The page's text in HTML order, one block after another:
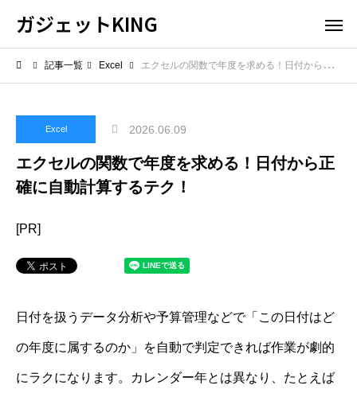
ガジェットKING
記事一覧 Excel エクセルの関数で年度を求める！日付から正確に自動計算するテク！
Excel 2026.06.09
エクセルの関数で年度を求める！日付から正
確に自動計算するテク！
[PR]
日付を扱うデータ分析や予算管理などで「この日付はど
の年度に属するのか」を自動で判定できれば作業が劇的
にラクになります。カレンダー年とは異なり、たとえば